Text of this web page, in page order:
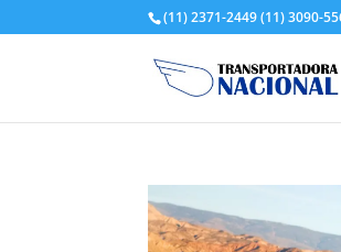
(11) 2371-2449(11) 3090-